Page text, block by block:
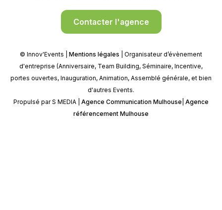
Contacter l'agence
© Innov'Events | Mentions légales | Organisateur d’évènement
d'entreprise (Anniversaire, Team Building, Séminaire, Incentive,
portes ouvertes, Inauguration, Animation, Assemblé générale, et bien
d'autres Events.
Propulsé par S MEDIA | Agence Communication Mulhouse Agence
référencement Mulhouse